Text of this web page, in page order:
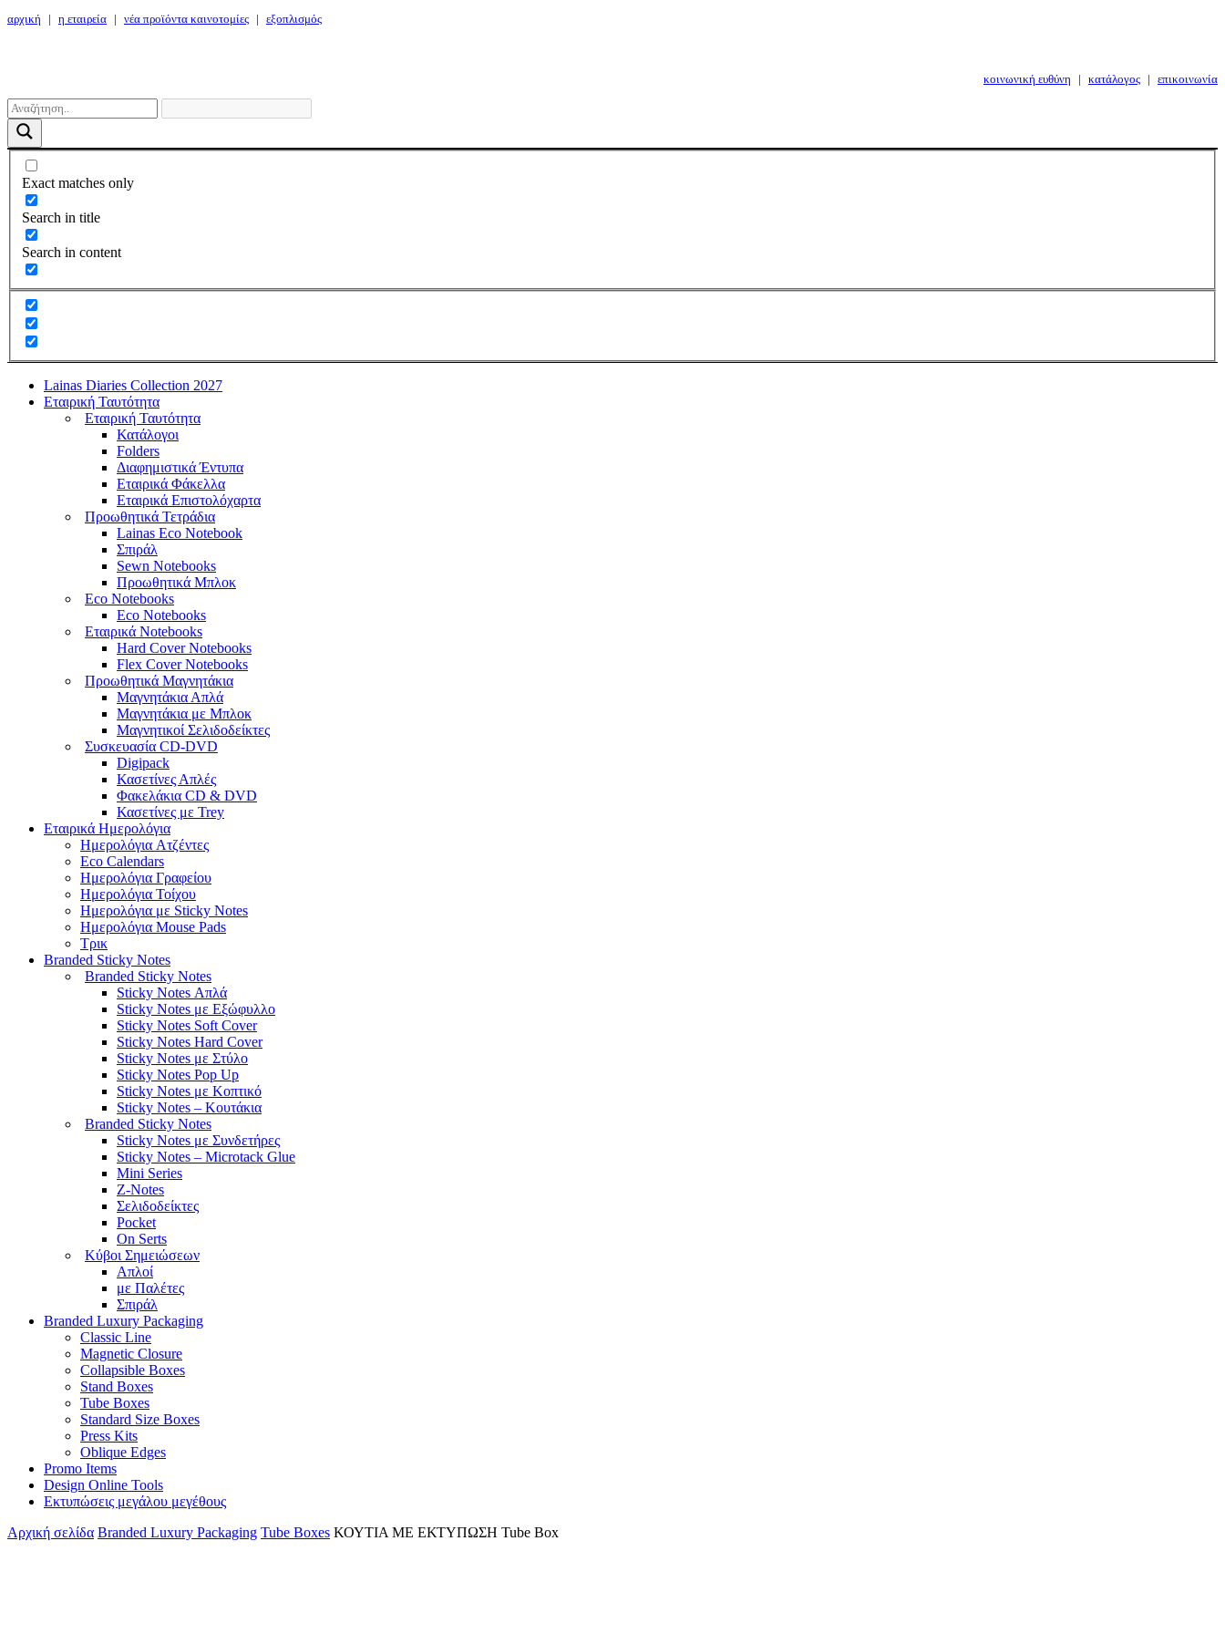
αρχική | η εταιρεία | νέα προϊόντα καινοτομίες | εξοπλισμός
κοινωνική ευθύνη | κατάλογος | επικοινωνία
Exact matches only
Search in title
Search in content
Lainas Diaries Collection 2027
Εταιρική Ταυτότητα
Εταιρική Ταυτότητα
Κατάλογοι
Folders
Διαφημιστικά Έντυπα
Εταιρικά Φάκελλα
Εταιρικά Επιστολόχαρτα
Προωθητικά Τετράδια
Lainas Eco Νotebook
Σπιράλ
Sewn Notebooks
Προωθητικά Μπλοκ
Eco Notebooks
Eco Notebooks
Εταιρικά Notebooks
Hard Cover Notebooks
Flex Cover Notebooks
Προωθητικά Μαγνητάκια
Μαγνητάκια Απλά
Μαγνητάκια με Μπλοκ
Μαγνητικοί Σελιδοδείκτες
Συσκευασία CD-DVD
Digipack
Κασετίνες Απλές
Φακελάκια CD & DVD
Κασετίνες με Trey
Εταιρικά Ημερολόγια
Hμερολόγια Aτζέντες
Eco Calendars
Ημερολόγια Γραφείου
Ημερολόγια Τοίχου
Ημερολόγια με Sticky Notes
Ημερολόγια Mouse Pads
Τρικ
Branded Sticky Notes
Branded Sticky Notes
Sticky Notes Απλά
Sticky Notes με Εξώφυλλο
Sticky Notes Soft Cover
Sticky Notes Hard Cover
Sticky Notes με Στύλο
Sticky Notes Pop Up
Sticky Notes με Κοπτικό
Sticky Notes – Κουτάκια
Branded Sticky Notes
Sticky Notes με Συνδετήρες
Sticky Notes – Microtack Glue
Mini Series
Z-Notes
Σελιδοδείκτες
Pocket
On Serts
Κύβοι Σημειώσεων
Απλοί
με Παλέτες
Σπιράλ
Branded Luxury Packaging
Classic Line
Magnetic Closure
Collapsible Boxes
Stand Boxes
Tube Boxes
Standard Size Boxes
Press Kits
Oblique Edges
Promo Items
Design Online Tools
Εκτυπώσεις μεγάλου μεγέθους
Αρχική σελίδα Branded Luxury Packaging Tube Boxes ΚΟΥΤΙΑ ΜΕ ΕΚΤΥΠΩΣΗ Tube Box